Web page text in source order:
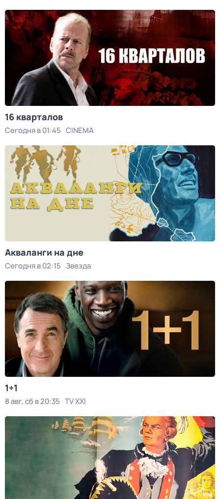
16 кварталов
Сегодня в 01:45 CINEMA
Акваланги на дне
Сегодня в 02:15 Звезда
1+1
8 авг, сб в 20:35 TV XXI